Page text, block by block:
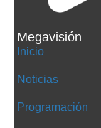
Megavisión
Inicio
Noticias
Programación